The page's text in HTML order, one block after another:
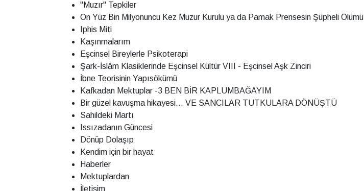
"Muzır" Tepkiler
On Yüz Bin Milyonuncu Kez Muzur Kurulu ya da Pamak Prensesin Şüpheli Ölümü
Iphis Miti
Kaşınmalarım
Eşcinsel Bireylerle Psikoterapi
Şark-İslâm Klasiklerinde Eşcinsel Kültür VIII - Eşcinsel Aşk Zinciri
İbne Teorisinin Yapısökümü
Kafkadan Mektuplar -3 BEN BİR KAPLUMBAĞAYIM
Bir güzel kavuşma hikayesi... VE SANCILAR TUTKULARA DÖNÜŞTÜ
Sahildeki Martı
Issızadanın Güncesi
Dönüp Dolaşıp
Kendim için bir hayat
Haberler
Mektuplardan
İletişim